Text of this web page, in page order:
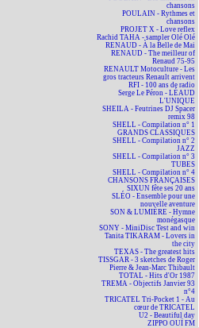
chansons
POULAIN - Rythmes et
chansons
PROJET X - Love reflex
Rachid TAHA - sampler Olé Olé
RENAUD - À la Belle de Mai
RENAUD - The meilleur of
Renaud 75-95
RENAULT Motoculture - Les
gros tracteurs Renault arrivent
RFI - 100 ans de radio
Serge Le Péron - LÉAUD
L'UNIQUE
SHEILA - Feutrines DJ Spacer
remix 98
SHELL - Compilation n° 1
GRANDS CLASSIQUES
SHELL - Compilation n° 2
JAZZ
SHELL - Compilation n° 3
TUBES
SHELL - Compilation n° 4
CHANSONS FRANÇAISES
SIXUN fête ses 20 ans
SLÉO - Ensemble pour une
nouvelle aventure
SON & LUMIÈRE - Hymne
monégasque
SONY - MiniDisc Test and win
Tanita TIKARAM - Lovers in
the city
TEXAS - The greatest hits
TISSGAR - 3 sketches de Roger
Pierre & Jean-Marc Thibault
TOTAL - Hits d'Or 1987
TREMA - Objectifs Janvier 93
n°4
TRICATEL Tri-Pocket 1 - Au
cœur de TRICATEL
U2 - Beautiful day
ZIPPO OUÏ FM